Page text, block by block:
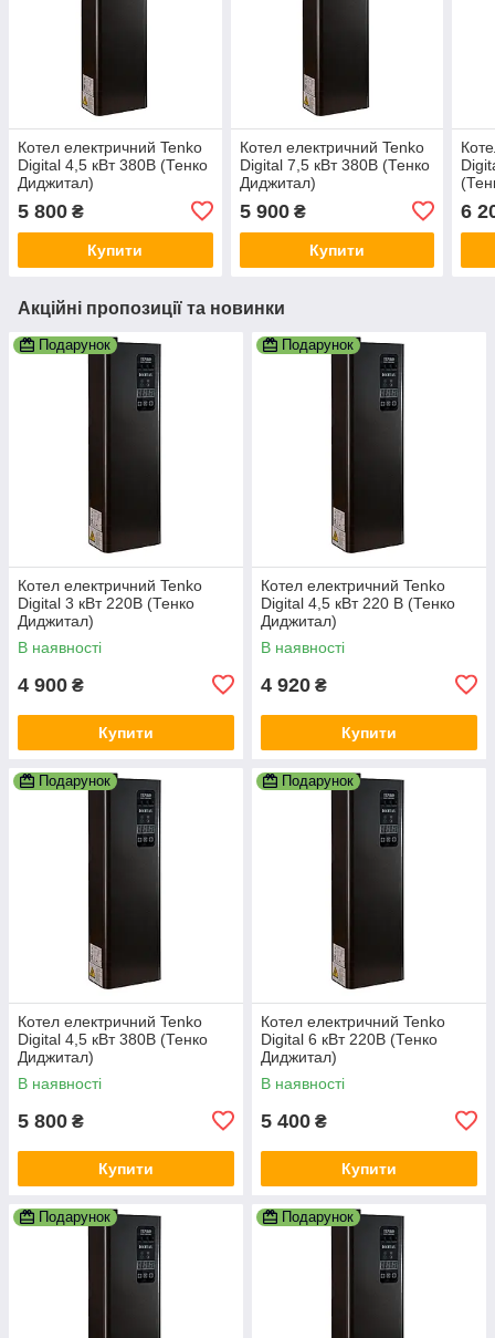
Котел електричний Tenko
Digital 4,5 кВт 380В (Тенко
Диджитал)
5 800 ₴
Купити
Котел електричний Tenko
Digital 7,5 кВт 380В (Тенко
Диджитал)
5 900₴
Купити
6
Акційні пропозиції та новинки
Подарунок
Котел електричний Tenko
Digital 3 кВт 220В (Тенко
Диджитал)
В наявності
4 900 ₴
Купити
Подарунок
Котел електричний Tenko
Digital 4,5 кВт 220 В (Тенко
Диджитал)
В наявності
4 920 ₴
Купити
Подарунок
Котел електричний Tenko
Digital 4,5 кВт 380В (Тенко
Диджитал)
В наявності
5 800 ₴
Купити
Подарунок
Котел електричний Tenko
Digital 6 кВт 220В (Тенко
Диджитал)
В наявності
5 400 ₴
Купити
Подарунок Подарунок